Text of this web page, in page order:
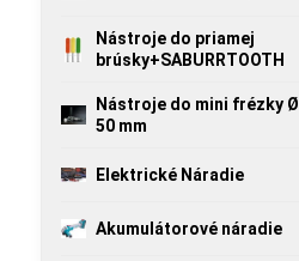
Nástroje do priamej
brúsky+SABURRTOOTH
Nástroje do mini frézky Ø
50 mm
Elektrické Náradie
Akumulátorové náradie